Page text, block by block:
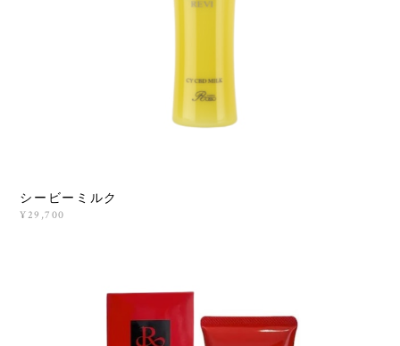
シービーミルク
¥29,700